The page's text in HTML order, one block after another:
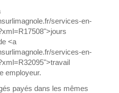
services-en-
<a
services-en-
employeur.
payés dans les mêmes